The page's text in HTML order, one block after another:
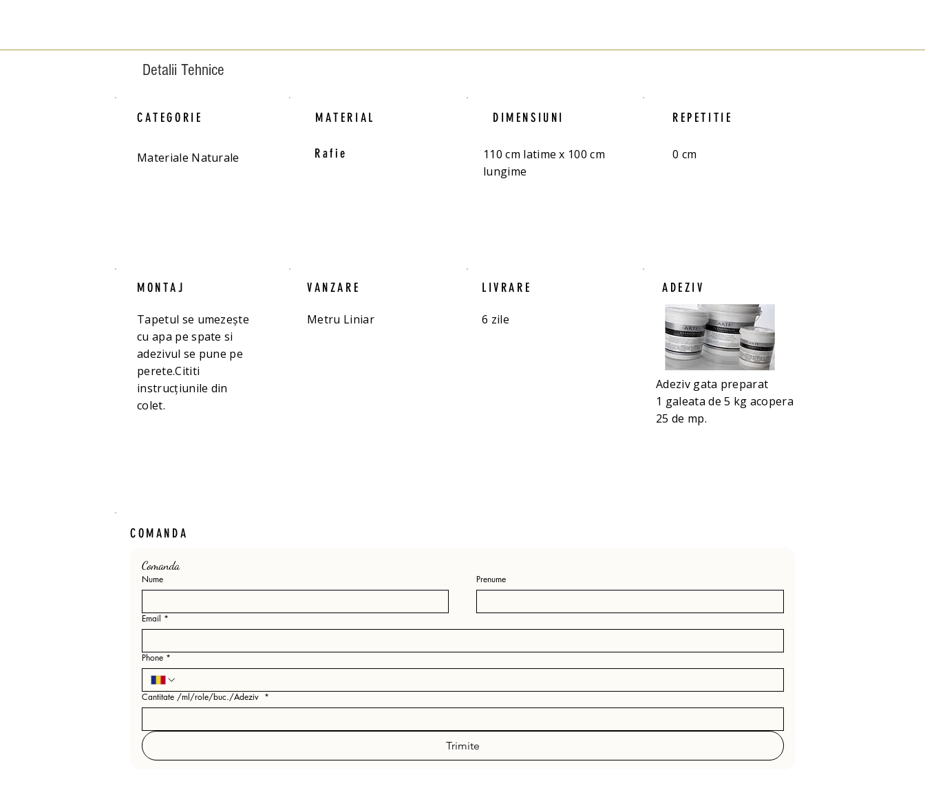
Detalii Tehnice
CATEGORIE
Materiale Naturale
MONTAJ
Tapetul se umezește
cu apa pe spate si
adezivul se pune pe
perete.Cititi
instrucțiunile din
colet.
MATERIAL
Rafie
VANZARE
Metru Liniar
DIMENSIUNI
110 cm latime x 100 cm
lungime
LIVRARE
6 zile
REPETITIE
0 cm
ADEZIV
Adeziv gata preparat
1 galeata de 5 kg acopera
25 de mp.
COMANDA
Comanda
Nume Prenume
Email *
Phone *
Cantitate /ml/role/buc./Adeziv *
Trimite